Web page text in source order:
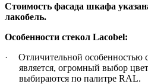
Стоимость фасада шкафа
лакобель.
Особенности стекол Lacobel:
·
Отличительной особенностью
является, огромный выбор
выбираются по палитре RAL.